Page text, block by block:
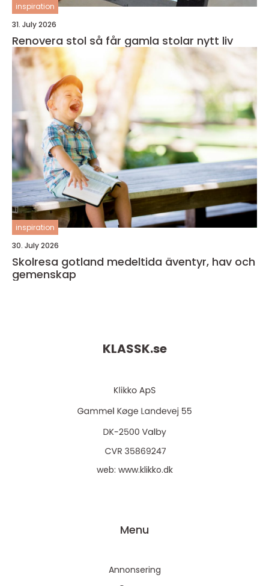
inspiration
31. July 2026
Renovera stol så får gamla stolar nytt liv
inspiration
30. July 2026
Skolresa gotland medeltida äventyr, hav och
gemenskap
KLASSK.se
web: www.klikko.dk
Menu
Annonsering